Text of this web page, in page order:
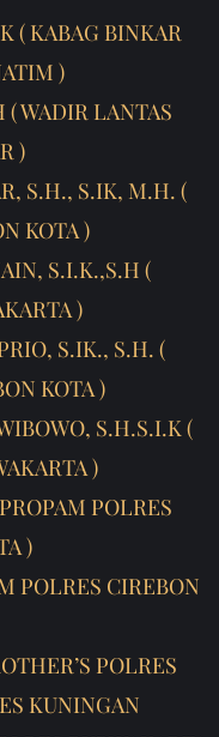
( KABAG BINKAR
)
WADIR LANTAS
)
S.H., S.IK, M.H. (
KOTA )
S.I.K.,S.H (
)
S.IK., S.H. (
KOTA )
S.H.S.I.K (
)
POLRES
)
POLRES CIREBON
POLRES
KUNINGAN